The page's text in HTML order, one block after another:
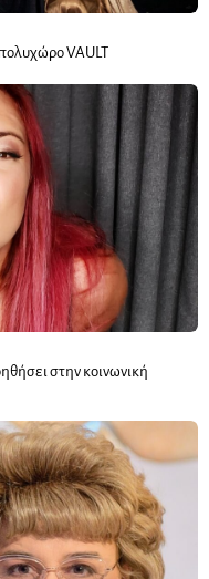
VAULT
στην κοινωνική